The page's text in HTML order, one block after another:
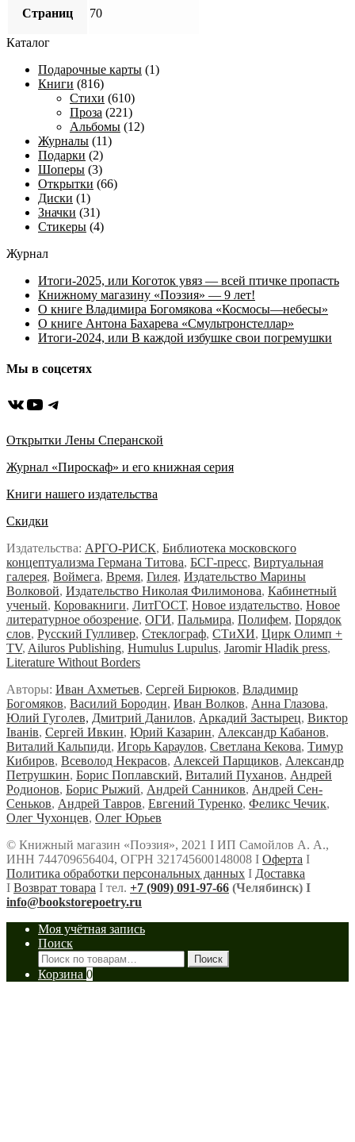
Страниц 70
Каталог
Подарочные карты (1)
Книги (816)
Стихи (610)
Проза (221)
Альбомы (12)
Журналы (11)
Подарки (2)
Шоперы (3)
Открытки (66)
Диски (1)
Значки (31)
Стикеры (4)
Журнал
Итоги-2025, или Коготок увяз — всей птичке пропасть
Книжному магазину «Поэзия» — 9 лет!
О книге Владимира Богомякова «Космосы—небесы»
О книге Антона Бахарева «Смультронстеллар»
Итоги-2024, или В каждой избушке свои погремушки
Мы в соцсетях
ВКонтакте
YouTube
Telegram
Открытки Лены Сперанской
Журнал «Пироскаф» и его книжная серия
Книги нашего издательства
Скидки
Издательства: АРГО-РИСК, Библиотека московского
концептуализма Германа Титова, БСГ-пресс, Виртуальная
галерея, Воймега, Время, Гилея, Издательство Марины
Волковой, Издательство Николая Филимонова, Кабинетный
ученый, Коровакниги, ЛитГОСТ, Новое издательство, Новое
литературное обозрение, ОГИ, Пальмира, Полифем, Порядок
слов, Русский Гулливер, Стеклограф, СТиХИ, Цирк Олимп +
TV, Ailuros Publishing, Humulus Lupulus, Jaromir Hladik press,
Literature Without Borders
Авторы: Иван Ахметьев, Сергей Бирюков, Владимир
Богомяков, Василий Бородин, Иван Волков, Анна Глазова,
Юлий Гуголев, Дмитрий Данилов, Аркадий Застырец, Виктор
Iванiв, Сергей Ивкин, Юрий Казарин, Александр Кабанов,
Виталий Кальпиди, Игорь Караулов, Светлана Кекова, Тимур
Кибиров, Всеволод Некрасов, Алексей Парщиков, Александр
Петрушкин, Борис Поплавский, Виталий Пуханов, Андрей
Родионов, Борис Рыжий, Андрей Санников, Андрей Сен-
Сеньков, Андрей Тавров, Евгений Туренко, Феликс Чечик,
Олег Чухонцев, Олег Юрьев
© Книжный магазин «Поэзия», 2021 Ι ИП Самойлов А. А.,
ИНН 744709656404, ОГРН 321745600148008 Ι Оферта Ι
Политика обработки персональных данных Ι Доставка
Ι Возврат товара Ι тел. +7 (909) 091-97-66 (Челябинск) Ι
info@bookstorepoetry.ru
Моя учётная запись
Поиск
Искать:
Поиск
Корзина 0